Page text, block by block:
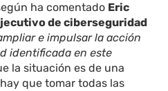
ha comentado Eric
de ciberseguridad
e impulsar la acción
identificada en este
la situación es de una
que tomar todas las